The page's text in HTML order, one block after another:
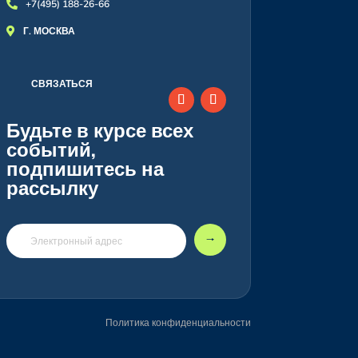
 +7(495) 188-26-66
 Г. МОСКВА
СВЯЗАТЬСЯ
Будьте в курсе всех
событий,
подпишитесь на
рассылку
🠒
Политика конфиденциальности